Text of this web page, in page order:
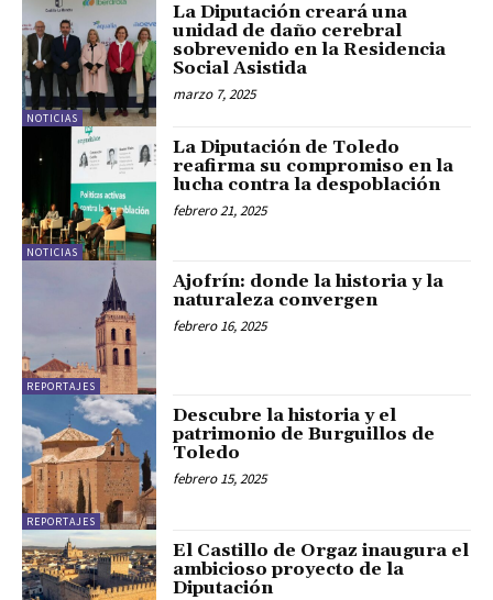
NOTICIAS
La Diputación creará una
unidad de daño cerebral
sobrevenido en la Residencia
Social Asistida
marzo 7, 2025
NOTICIAS
La Diputación de Toledo
reafirma su compromiso en la
lucha contra la despoblación
febrero 21, 2025
REPORTAJES
Ajofrín: donde la historia y la
naturaleza convergen
febrero 16, 2025
REPORTAJES
Descubre la historia y el
patrimonio de Burguillos de
Toledo
febrero 15, 2025
El Castillo de Orgaz inaugura el
ambicioso proyecto de la
Diputación